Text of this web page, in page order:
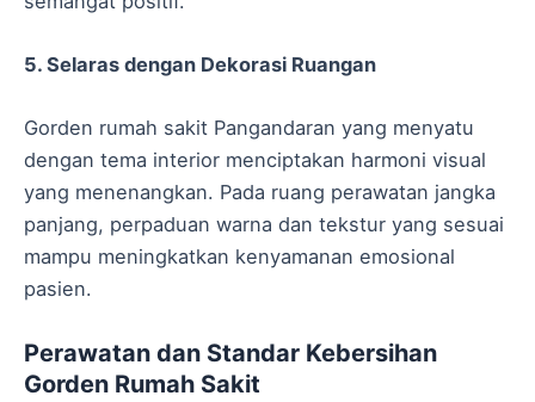
5. Selaras dengan Dekorasi Ruangan
Gorden rumah sakit Pangandaran yang menyatu
dengan tema interior menciptakan harmoni visual
yang menenangkan. Pada ruang perawatan jangka
panjang, perpaduan warna dan tekstur yang sesuai
mampu meningkatkan kenyamanan emosional
pasien.
Perawatan dan Standar Kebersihan
Gorden Rumah Sakit